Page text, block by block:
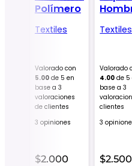
Polímero
Textiles
Valorado con
5.00de 5 en
base a 3
valoraciones
de clientes
3 opiniones
$2.000
Textiles
Valorado
4.00 de 5
base a3
clientes
3
$2.500